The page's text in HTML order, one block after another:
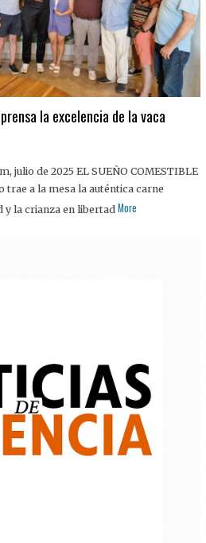
la excelencia de la vaca
julio de 2025 EL SUEÑO COMESTIBLE
trae a la mesa la auténtica carne
y la crianza en libertad More